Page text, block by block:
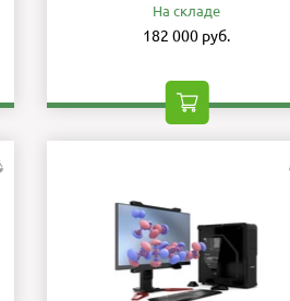
На складе
182 000 руб.